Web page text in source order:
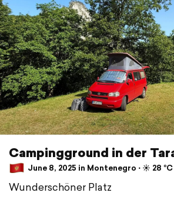
Campingground in der
June 8, 2025 in Montenegro ⋅ ☀️ 28 °C
Wunderschöner Platz